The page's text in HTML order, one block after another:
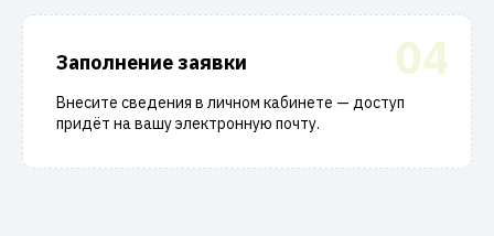
04
Заполнение заявки
Внесите сведения в личном кабинете — доступ
придёт на вашу электронную почту.